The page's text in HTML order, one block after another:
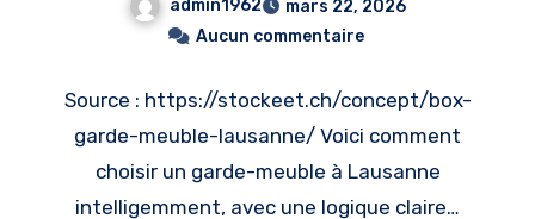
admin1962
mars 22, 2026
Aucun commentaire
Source : https://stockeet.ch/concept/box-
garde-meuble-lausanne/ Voici comment
choisir un garde-meuble à Lausanne
intelligemment, avec une logique claire…